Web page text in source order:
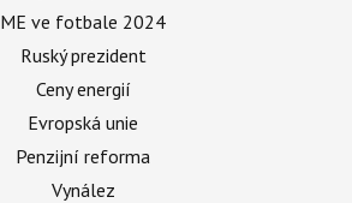
ME ve fotbale 2024
Ruský prezident
Ceny energií
Evropská unie
Penzijní reforma
Vynález